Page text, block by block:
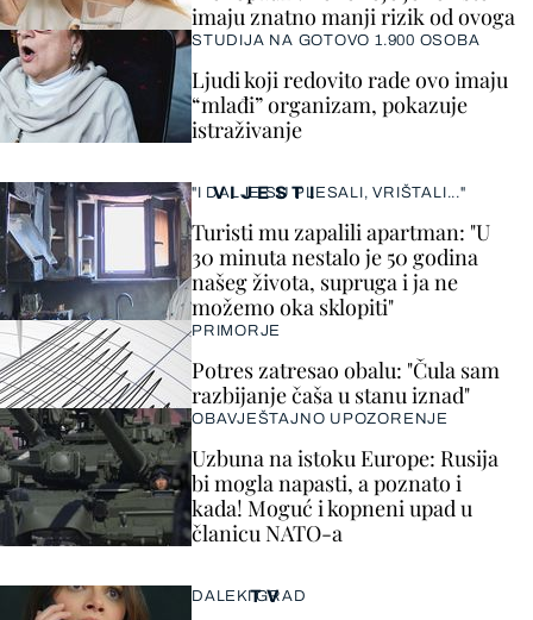
VIJESTI
"I DALJE SU PLESALI, VRIŠTALI..."
Turisti mu zapalili apartman: "U
30 minuta nestalo je 50 godina
našeg života, supruga i ja ne
možemo oka sklopiti"
PRIMORJE
Potres zatresao obalu: "Čula sam
razbijanje čaša u stanu iznad"
OBAVJEŠTAJNO UPOZORENJE
Uzbuna na istoku Europe: Rusija
bi mogla napasti, a poznato i
kada! Moguć i kopneni upad u
članicu NATO-a
imaju znatno manji rizik od ovoga
STUDIJA NA GOTOVO 1.900 OSOBA
Ljudi koji redovito rade ovo imaju
“mlađi” organizam, pokazuje
istraživanje
TV
DALEKI GRAD